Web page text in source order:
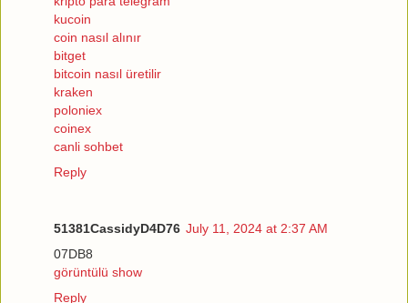
kucoin
coin nasıl alınır
bitget
bitcoin nasıl üretilir
kraken
poloniex
coinex
canli sohbet
Reply
51381CassidyD4D76 July 11, 2024 at 2:37 AM
07DB8
görüntülü show
Reply